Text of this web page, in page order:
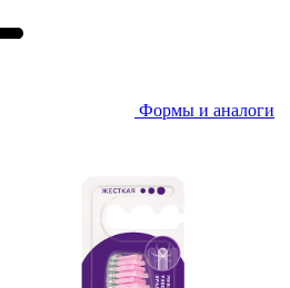
Формы и аналоги